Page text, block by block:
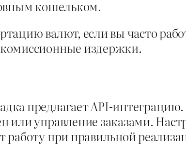
кошельком.
валют, если вы часто
издержки.
предлагает API-интеграцию.
управление заказами.
работу при правильной